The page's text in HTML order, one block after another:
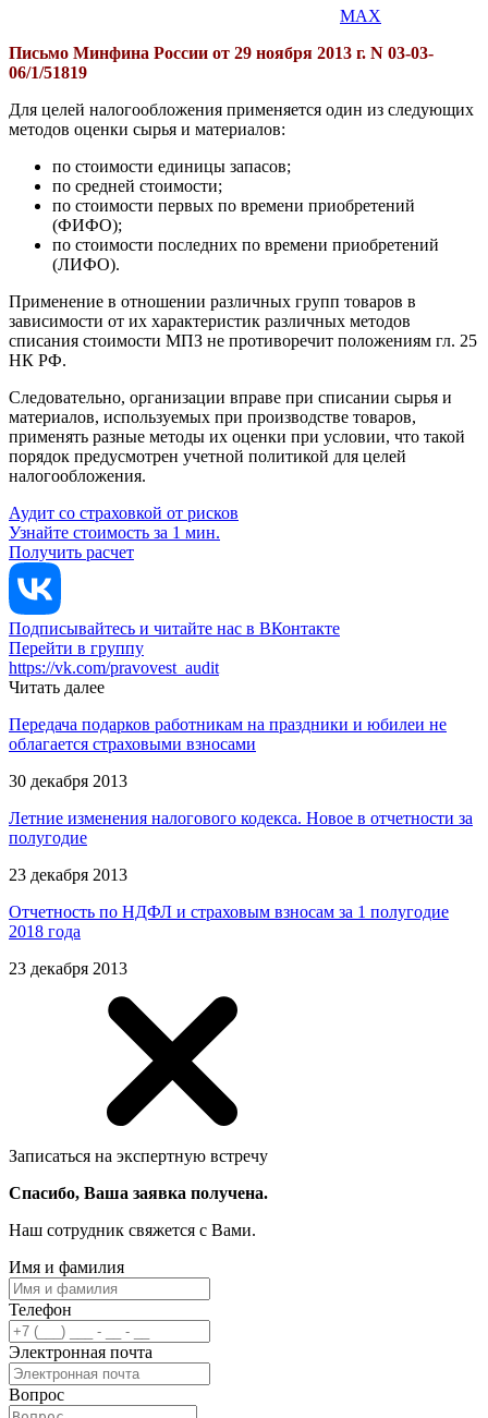
MAX
Письмо Минфина России от 29 ноября 2013 г. N 03-03-
06/1/51819
Для целей налогообложения применяется один из следующих
методов оценки сырья и материалов:
по стоимости единицы запасов;
по средней стоимости;
по стоимости первых по времени приобретений
(ФИФО);
по стоимости последних по времени приобретений
(ЛИФО).
Применение в отношении различных групп товаров в
зависимости от их характеристик различных методов
списания стоимости МПЗ не противоречит положениям гл. 25
НК РФ.
Следовательно, организации вправе при списании сырья и
материалов, используемых при производстве товаров,
применять разные методы их оценки при условии, что такой
порядок предусмотрен учетной политикой для целей
налогообложения.
Аудит со страховкой от рисков
Узнайте стоимость за 1 мин.
Получить расчет
Подписывайтесь и читайте нас в ВКонтакте
Перейти в группу
https://vk.com/pravovest_audit
Читать далее
Передача подарков работникам на праздники и юбилеи не
облагается страховыми взносами
30 декабря 2013
Летние изменения налогового кодекса. Новое в отчетности за
полугодие
23 декабря 2013
Отчетность по НДФЛ и страховым взносам за 1 полугодие
2018 года
23 декабря 2013
Записаться на экспертную встречу
Спасибо, Ваша заявка получена.
Наш сотрудник свяжется с Вами.
Имя и фамилия
Телефон
Электронная почта
Вопрос